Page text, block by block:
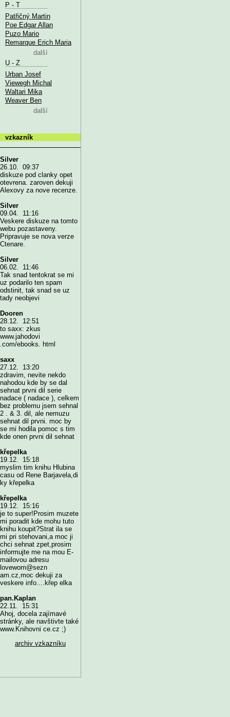
P - T
Patřičný Martin
Poe Edgar Allan
Puzo Mario
Remarque Erich Maria
další
U - Z
Urban Josef
Viewegh Michal
Waltari Mika
Weaver Ben
další
vzkazník
Silver
26.10. 09:37
diskuze pod clanky opet
otevrena. zaroven dekuji
Alexovy za nove recenze.
Silver
09.04. 11:16
Veskere diskuze na tomto
webu pozastaveny.
Pripravuje se nova verze
Ctenare.
Silver
06.02. 11:46
Tak snad tentokrat se mi
uz podarilo ten spam
odstinit, tak snad se uz
tady neobjevi
Dooren
28.12. 12:51
to saxx: zkus
www.jahodovi
.com/ebooks. html
saxx
27.12. 13:20
zdravim, nevite nekdo
nahodou kde by se dal
sehnat prvni dil serie
nadace ( nadace ), celkem
bez problemu jsem sehnal
2 . & 3. dil, ale nemuzu
sehnat dil prvni. moc by
se mi hodila pomoc s tim
kde onen prvni dil sehnat
křepelka
19.12. 15:18
myslim tim knihu Hlubina
casu od Rene Barjavela,di
ky křepelka
křepelka
19.12. 15:16
je to super!Prosim muzete
mi poradit kde mohu tuto
knihu koupit?Strat ila se
mi pri stehovani,a moc ji
chci sehnat zpet,prosim
informujte me na mou E-
mailovou adresu
lovewom@sezn
am.cz,moc dekuji za
veskere info....křep elka
pan.Kaplan
22.11. 15:31
Ahoj, docela zajímavé
stránky, ale navštivte také
www.Knihovni ce.cz ;)
archiv vzkazníku